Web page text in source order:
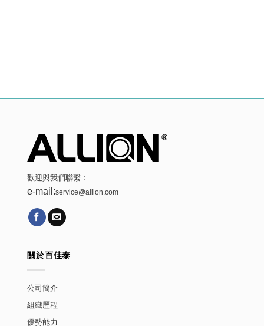
歡迎與我們聯繫：
e-mail:service@allion.com
關於百佳泰
公司簡介
組織歷程
優勢能力